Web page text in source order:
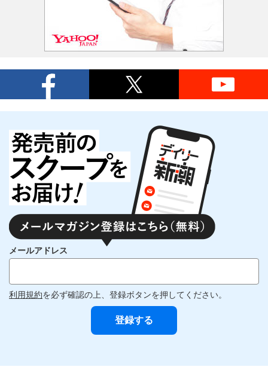
メールアドレス
利用規約を必ず確認の上、登録ボタンを押してください。